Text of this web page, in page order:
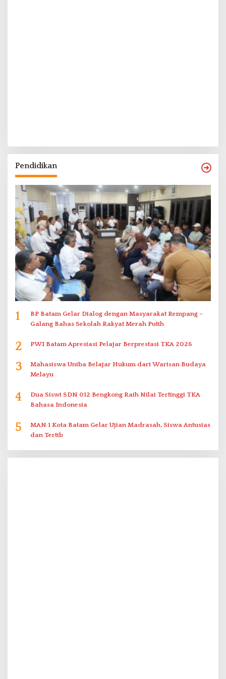
Pendidikan
1
BP Batam Gelar Dialog dengan Masyarakat Rempang –
Galang Bahas Sekolah Rakyat Merah Putih
2 PWI Batam Apresiasi Pelajar Berprestasi TKA 2026
3
Mahasiswa Uniba Belajar Hukum dari Warisan Budaya
Melayu
4
Dua Siswi SDN 012 Bengkong Raih Nilai Tertinggi TKA
Bahasa Indonesia
5
MAN 1 Kota Batam Gelar Ujian Madrasah, Siswa Antusias
dan Tertib